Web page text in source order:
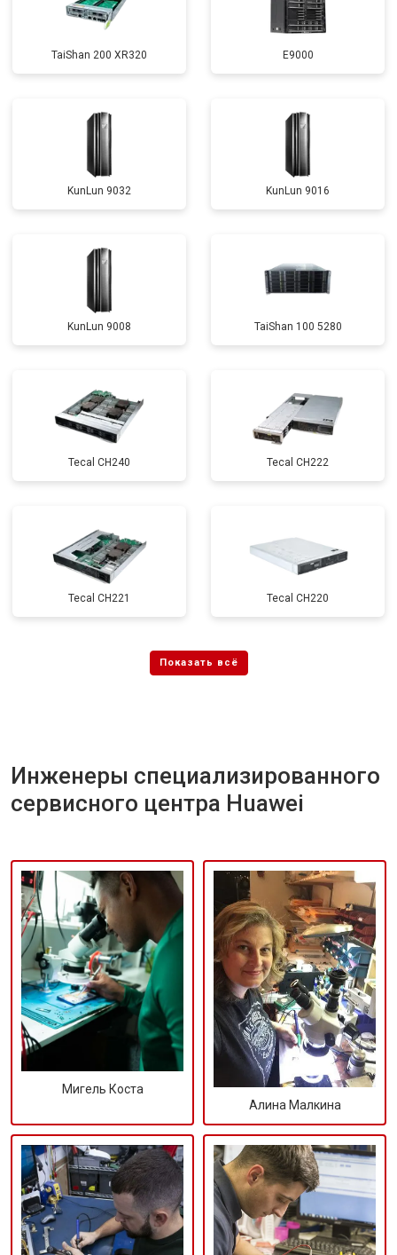
TaiShan 200 XR320 E9000
KunLun 9032 KunLun 9016
KunLun 9008 TaiShan 100 5280
Tecal CH240 Tecal CH222
Tecal CH221 Tecal CH220
Инженеры специализированного
сервисного центра Huawei
Мигель Коста
Алина Малкина